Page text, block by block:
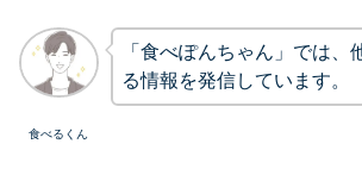
食べるくん
「食べぽんちゃん」では、
る情報を発信しています。